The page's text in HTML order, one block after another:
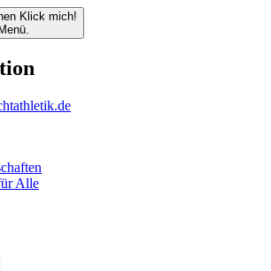
Klick mich!
Alle